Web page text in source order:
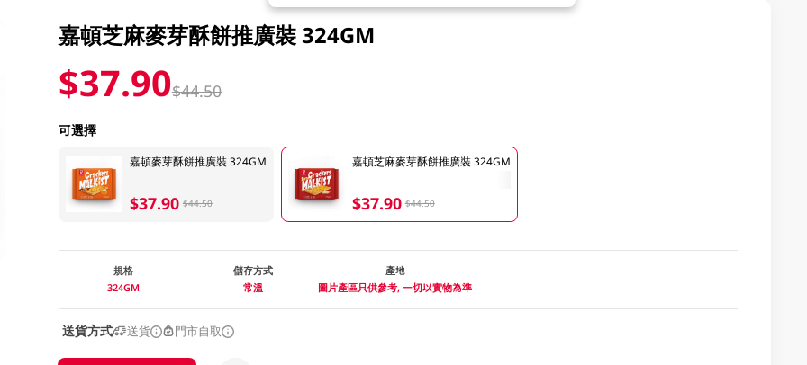
嘉頓芝麻麥芽酥餅推廣裝 324GM
$37.90$44.50
可選擇
嘉頓麥芽酥餅推廣裝 324GM
$37.90 $44.50
嘉頓芝麻麥芽酥餅推廣裝 324GM
$37.90 $44.50
規格
324GM
儲存方式
常溫
產地
圖片產區只供參考, 一切以實物為準
送貨方式 送貨 門市自取